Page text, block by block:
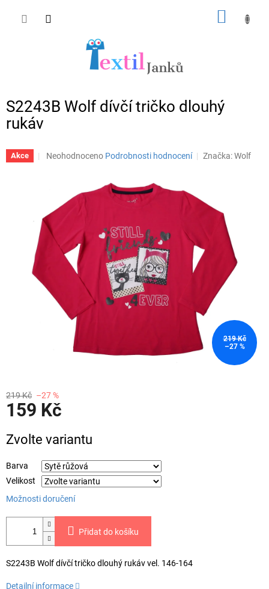
S2243B Wolf dívčí tričko dlouhý
rukáv
Akce
Průměrné
z
5
hvězdiček.
Neohodnoceno Podrobnosti hodnocení Značka:Wolf
219 Kč
–27 %
219 Kč –27 %
159 Kč
cena:
Zvolte variantu
Barva
Velikost
Možnosti doručení
Přidat do košíku
S2243B Wolf dívčí tričko dlouhý rukáv vel. 146-164
Detailní informace